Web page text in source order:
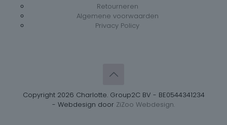
Retourneren
Algemene voorwaarden
Privacy Policy
Copyright 2026 Charlotte. Group2C BV - BE0544341234
- Webdesign door ZiZoo Webdesign.